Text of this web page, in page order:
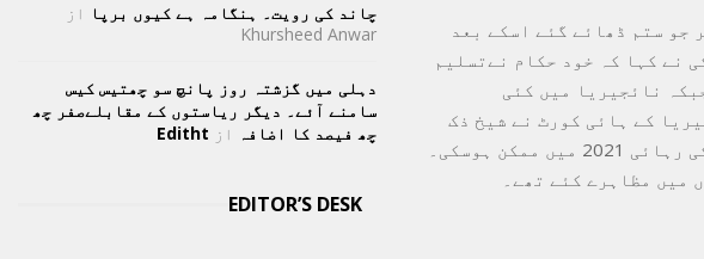
جو ستم ڈھائے گئے اسکے بعد
نے کہا کہ خود حکام نےتسلیم
جبکہ نائجیریا میں کئی
گئی تھیں۔ جولائی 2016 میں نائجیریا کے ہائی کورٹ نے شیخ ذک
ذکی اور انکی اہیلہ کی رہائی کا حکم دیا تھا لیکن انکی رہائی 2021 میں ممکن ہوسکی۔
مظاہرے کئے تھے۔
چاند کی رویت۔ ہنگامہ ہے کیوں برپا از
Khursheed Anwar
دہلی میں گزشتہ روز پانچ سو چھتیس کیس
سامنے آئے۔ دیگر ریاستوں کے مقابلےصفر چھ
چھ فیصد کا اضافہ از Editht
EDITOR’S DESK